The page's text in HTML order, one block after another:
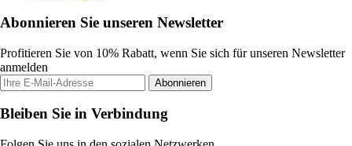
Abonnieren Sie unseren Newsletter
Profitieren Sie von 10% Rabatt, wenn Sie sich für unseren Newsletter
anmelden
Abonnieren
Bleiben Sie in Verbindung